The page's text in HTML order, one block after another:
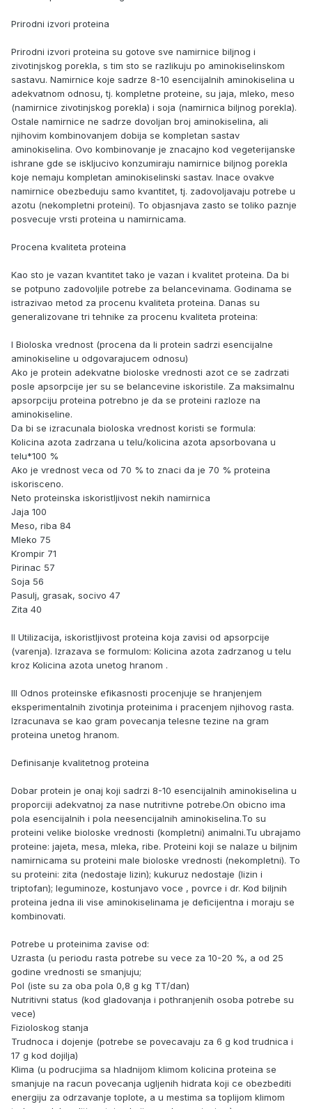
Prirodni izvori proteina
Prirodni izvori proteina su gotove sve namirnice biljnog i
zivotinjskog porekla, s tim sto se razlikuju po aminokiselinskom
sastavu. Namirnice koje sadrze 8-10 esencijalnih aminokiselina u
adekvatnom odnosu, tj. kompletne proteine, su jaja, mleko, meso
(namirnice zivotinjskog porekla) i soja (namirnica biljnog porekla).
Ostale namirnice ne sadrze dovoljan broj aminokiselina, ali
njihovim kombinovanjem dobija se kompletan sastav
aminokiselina. Ovo kombinovanje je znacajno kod vegeterijanske
ishrane gde se iskljucivo konzumiraju namirnice biljnog porekla
koje nemaju kompletan aminokiselinski sastav. Inace ovakve
namirnice obezbeduju samo kvantitet, tj. zadovoljavaju potrebe u
azotu (nekompletni proteini). To objasnjava zasto se toliko paznje
posvecuje vrsti proteina u namirnicama.
Procena kvaliteta proteina
Kao sto je vazan kvantitet tako je vazan i kvalitet proteina. Da bi
se potpuno zadovoljile potrebe za belancevinama. Godinama se
istrazivao metod za procenu kvaliteta proteina. Danas su
generalizovane tri tehnike za procenu kvaliteta proteina:
I Bioloska vrednost (procena da li protein sadrzi esencijalne
aminokiseline u odgovarajucem odnosu)
Ako je protein adekvatne bioloske vrednosti azot ce se zadrzati
posle apsorpcije jer su se belancevine iskoristile. Za maksimalnu
apsorpciju proteina potrebno je da se proteini razloze na
aminokiseline.
Da bi se izracunala bioloska vrednost koristi se formula:
Kolicina azota zadrzana u telu/kolicina azota apsorbovana u
telu*100 %
Ako je vrednost veca od 70 % to znaci da je 70 % proteina
iskorisceno.
Neto proteinska iskoristljivost nekih namirnica
Jaja 100
Meso, riba 84
Mleko 75
Krompir 71
Pirinac 57
Soja 56
Pasulj, grasak, socivo 47
Zita 40
II Utilizacija, iskoristljivost proteina koja zavisi od apsorpcije
(varenja). Izrazava se formulom: Kolicina azota zadrzanog u telu
kroz Kolicina azota unetog hranom .
III Odnos proteinske efikasnosti procenjuje se hranjenjem
eksperimentalnih zivotinja proteinima i pracenjem njihovog rasta.
Izracunava se kao gram povecanja telesne tezine na gram
proteina unetog hranom.
Definisanje kvalitetnog proteina
Dobar protein je onaj koji sadrzi 8-10 esencijalnih aminokiselina u
proporciji adekvatnoj za nase nutritivne potrebe.On obicno ima
pola esencijalnih i pola neesencijalnih aminokiselina.To su
proteini velike bioloske vrednosti (kompletni) animalni.Tu ubrajamo
proteine: jajeta, mesa, mleka, ribe. Proteini koji se nalaze u biljnim
namirnicama su proteini male bioloske vrednosti (nekompletni). To
su proteini: zita (nedostaje lizin); kukuruz nedostaje (lizin i
triptofan); leguminoze, kostunjavo voce , povrce i dr. Kod biljnih
proteina jedna ili vise aminokiselinama je deficijentna i moraju se
kombinovati.
Potrebe u proteinima zavise od:
Uzrasta (u periodu rasta potrebe su vece za 10-20 %, a od 25
godine vrednosti se smanjuju;
Pol (iste su za oba pola 0,8 g kg TT/dan)
Nutritivni status (kod gladovanja i pothranjenih osoba potrebe su
vece)
Fizioloskog stanja
Trudnoca i dojenje (potrebe se povecavaju za 6 g kod trudnica i
17 g kod dojilja)
Klima (u podrucjima sa hladnijom klimom kolicina proteina se
smanjuje na racun povecanja ugljenih hidrata koji ce obezbediti
energiju za odrzavanje toplote, a u mestima sa toplijom klimom